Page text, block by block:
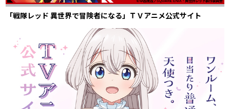
「戦隊レッド 異世界で冒険者になる」ＴＶアニメ公式サイト